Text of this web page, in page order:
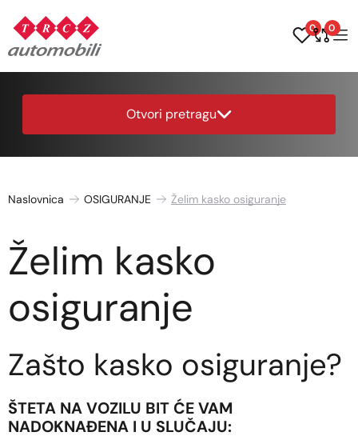
0 0
Otvori pretragu
Naslovnica OSIGURANJE Želim kasko osiguranje
Želim kasko
osiguranje
Zašto kasko osiguranje?
ŠTETA NA VOZILU BIT ĆE VAM
NADOKNAĐENA I U SLUČAJU: